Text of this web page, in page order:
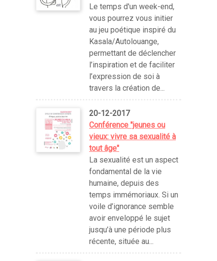
Le temps d'un week-end,
vous pourrez vous initier
au jeu poétique inspiré du
Kasala/Autolouange,
permettant de déclencher
l’inspiration et de faciliter
l’expression de soi à
travers la création de...
20-12-2017
Conférence "jeunes ou
vieux: vivre sa sexualité à
tout âge"
La sexualité est un aspect
fondamental de la vie
humaine, depuis des
temps immémoriaux. Si un
voile d’ignorance semble
avoir enveloppé le sujet
jusqu’à une période plus
récente, située au...